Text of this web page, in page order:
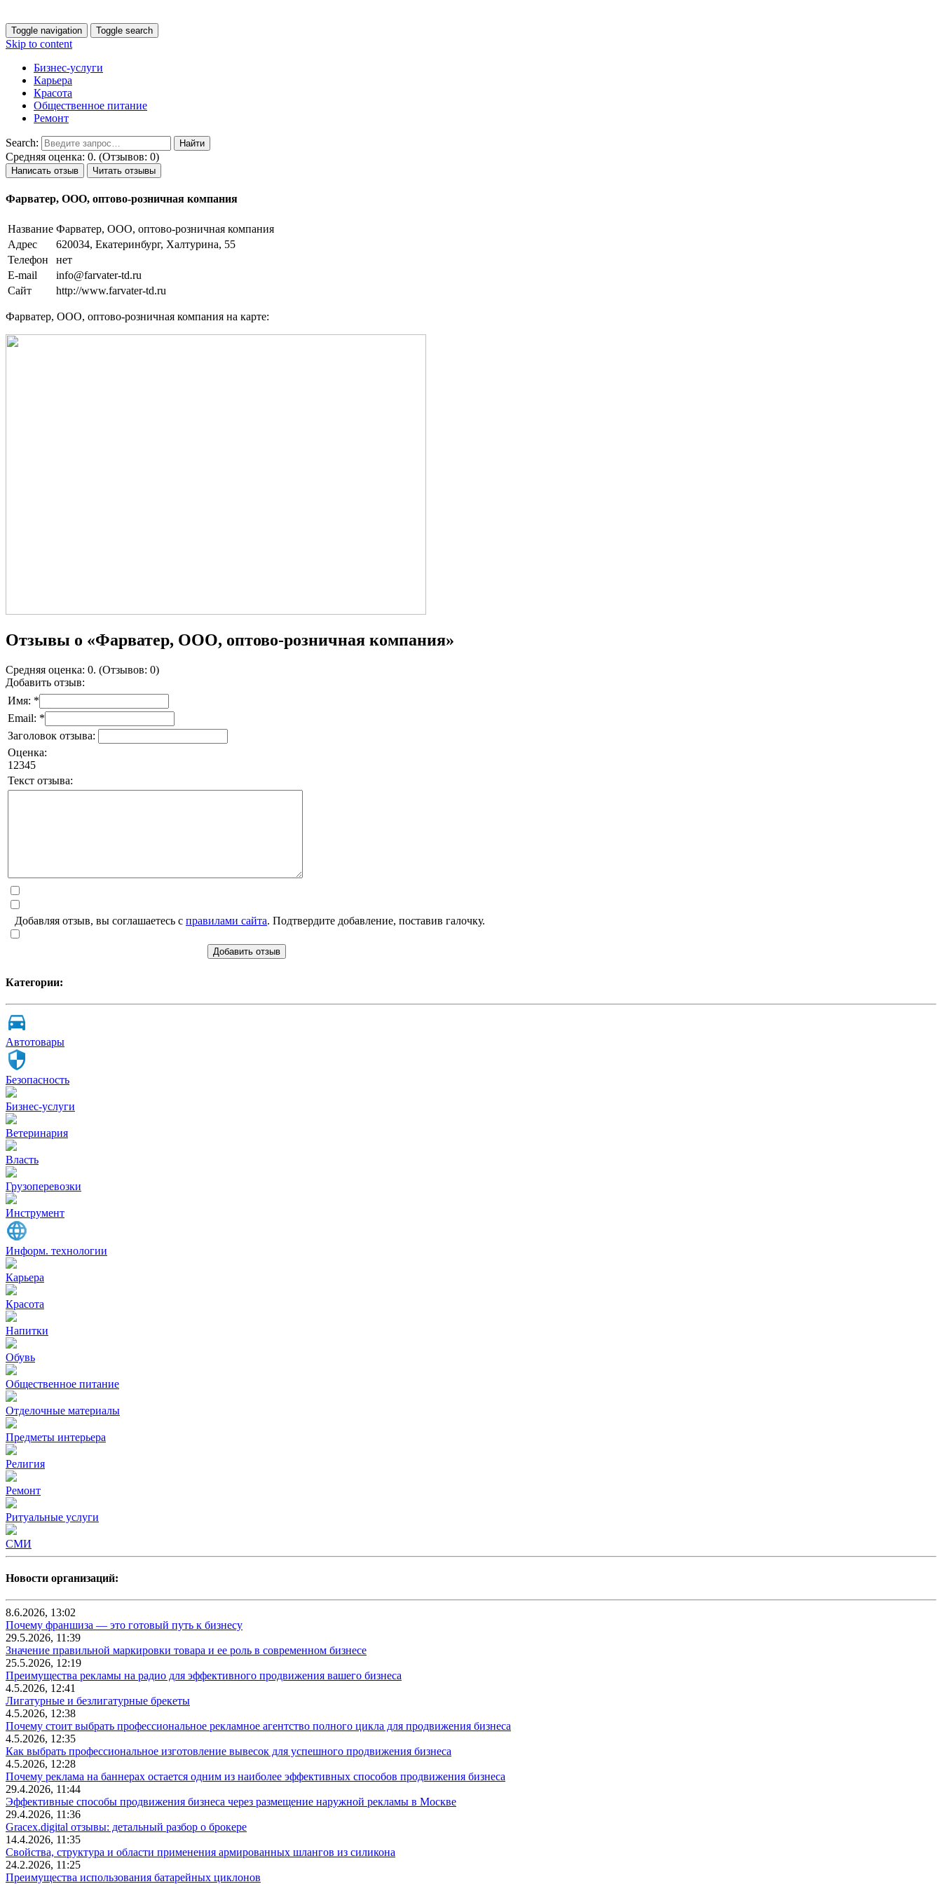
Toggle navigation Toggle search
Skip to content
Бизнес-услуги
Карьера
Красота
Общественное питание
Ремонт
Search:
Средняя оценка: 0. (Отзывов: 0)
Написать отзыв Читать отзывы
Фарватер, ООО, оптово-розничная компания
Название Фарватер, ООО, оптово-розничная компания
Адрес
620034, Екатеринбург, Халтурина, 55
Телефон
нет
E-mail
info@farvater-td.ru
Сайт
http://www.farvater-td.ru
Фарватер, ООО, оптово-розничная компания на карте:
Отзывы о «Фарватер, ООО, оптово-розничная компания»
Средняя оценка: 0. (Отзывов: 0)
Добавить отзыв:
Имя: *
Email: *
Заголовок отзыва:
Оценка:
1 2345
Текст отзыва:
Добавляя отзыв, вы соглашаетесь с правилами сайта. Подтвердите добавление, поставив галочку.
Добавить отзыв
Категории:
Автотовары
Безопасность
Бизнес-услуги
Ветеринария
Власть
Грузоперевозки
Инструмент
Информ. технологии
Карьера
Красота
Напитки
Обувь
Общественное питание
Отделочные материалы
Предметы интерьера
Религия
Ремонт
Ритуальные услуги
СМИ
Новости организаций:
8.6.2026, 13:02
Почему франшиза — это готовый путь к бизнесу
29.5.2026, 11:39
Значение правильной маркировки товара и ее роль в современном бизнесе
25.5.2026, 12:19
Преимущества рекламы на радио для эффективного продвижения вашего бизнеса
4.5.2026, 12:41
Лигатурные и безлигатурные брекеты
4.5.2026, 12:38
Почему стоит выбрать профессиональное рекламное агентство полного цикла для продвижения бизнеса
4.5.2026, 12:35
Как выбрать профессиональное изготовление вывесок для успешного продвижения бизнеса
4.5.2026, 12:28
Почему реклама на баннерах остается одним из наиболее эффективных способов продвижения бизнеса
29.4.2026, 11:44
Эффективные способы продвижения бизнеса через размещение наружной рекламы в Москве
29.4.2026, 11:36
Gracex.digital отзывы: детальный разбор о брокере
14.4.2026, 11:35
Свойства, структура и области применения армированных шлангов из силикона
24.2.2026, 11:25
Преимущества использования батарейных циклонов